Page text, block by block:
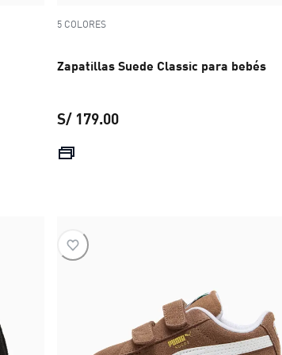
5 COLORES
Zapatillas Suede Classic para bebés
S/ 179.00